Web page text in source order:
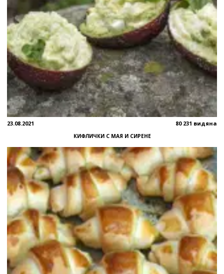
23.08.2021 80 231 видяна
КИФЛИЧКИ С МАЯ И СИРЕНЕ